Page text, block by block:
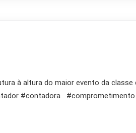
à altura do maior evento da
#contadora